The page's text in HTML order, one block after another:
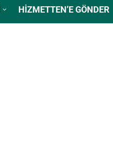
HIZMETTEN’E GÖNDER